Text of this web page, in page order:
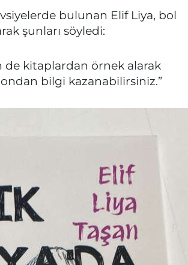
bulunan Elif Liya, bol
şunları söyledi:
de kitaplardan örnek alarak
ondan bilgi kazanabilirsiniz.”